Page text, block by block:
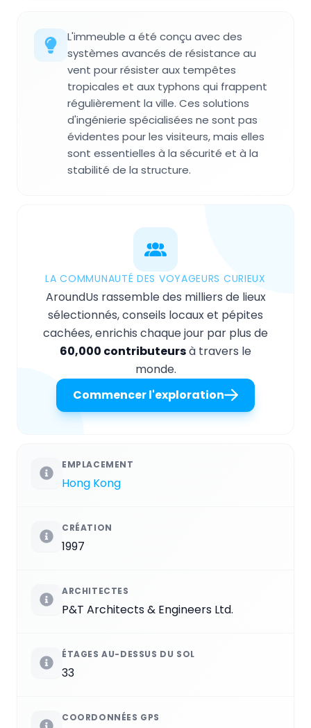
L'immeuble a été conçu avec des
systèmes avancés de résistance au
vent pour résister aux tempêtes
tropicales et aux typhons qui frappent
régulièrement la ville. Ces solutions
d'ingénierie spécialisées ne sont pas
évidentes pour les visiteurs, mais elles
sont essentielles à la sécurité et à la
stabilité de la structure.
LA COMMUNAUTÉ DES VOYAGEURS CURIEUX
AroundUs rassemble des milliers de lieux
sélectionnés, conseils locaux et pépites
cachées, enrichis chaque jour par plus de
60,000 contributeursà travers le
monde.
Commencer l'exploration
EMPLACEMENT
Hong Kong
CRÉATION
1997
ARCHITECTES
P&T Architects & Engineers Ltd.
ÉTAGES AU-DESSUS DU SOL
33
COORDONNÉES GPS